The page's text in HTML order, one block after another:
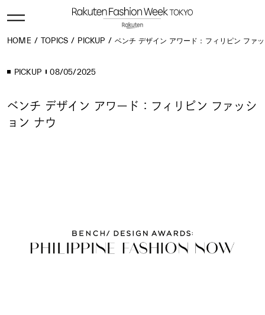
HOME TOPICS PICKUP ベンチ デザイン アワード：フィリピン ファ
PICKUP 08/05/2025
ベンチ デザイン アワード：フィリピン ファッシ
ョン ナウ